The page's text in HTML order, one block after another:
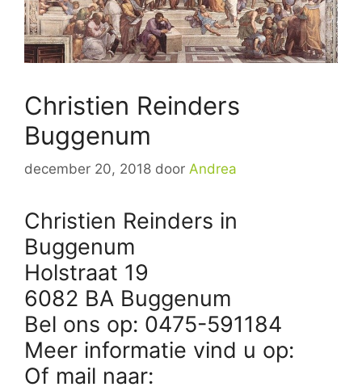
Christien Reinders
Buggenum
december 20, 2018 door Andrea
Christien Reinders in
Buggenum
Holstraat 19
6082 BA Buggenum
Bel ons op: 0475-591184
Meer informatie vind u op:
Of mail naar: